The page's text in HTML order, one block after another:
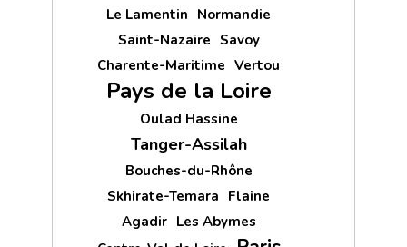
Le Lamentin Normandie
Saint-Nazaire Savoy
Charente-Maritime Vertou
Pays de la Loire
Oulad Hassine
Tanger-Assilah
Bouches-du-Rhône
Skhirate-Temara Flaine
Agadir Les Abymes